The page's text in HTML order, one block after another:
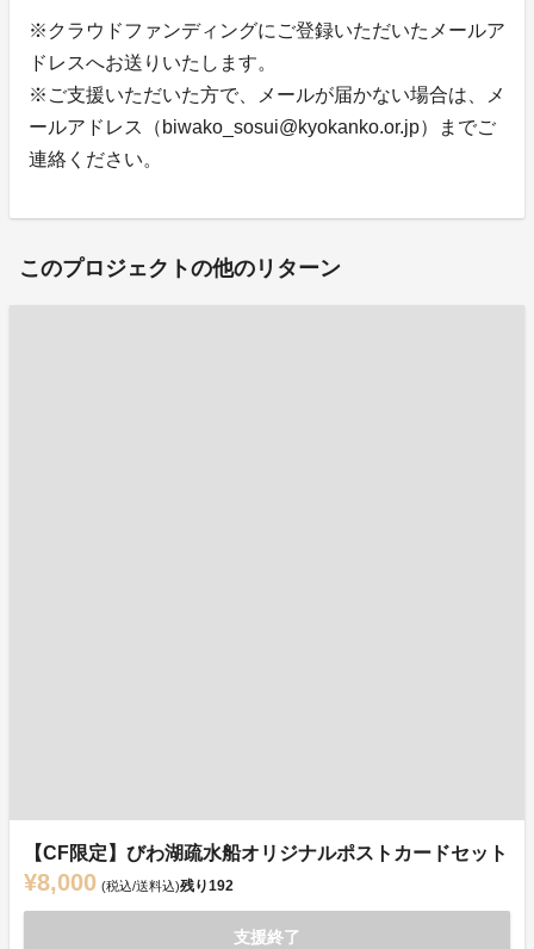
※クラウドファンディングにご登録いただいたメールア
ドレスへお送りいたします。
※ご支援いただいた方で、メールが届かない場合は、メ
ールアドレス（biwako_sosui@kyokanko.or.jp）までご
連絡ください。
このプロジェクトの他のリターン
【CF限定】びわ湖疏水船オリジナルポストカードセット
¥8,000 (税込/送料込)残り192
支援終了